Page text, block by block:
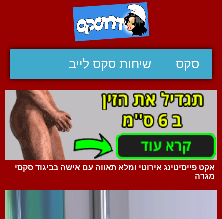
סקס שיחות סקס לייב
אקט פייסיטינג אירוטי ומלא תאווה עם אישה בביגוד סקסי
מגרה